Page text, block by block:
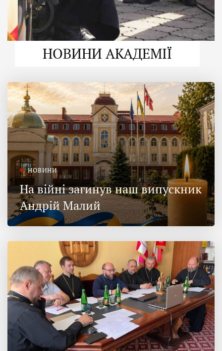
НОВИНИ АКАДЕМІЇ
НОВИНИ
На війні загинув наш випускник
Андрій Малий